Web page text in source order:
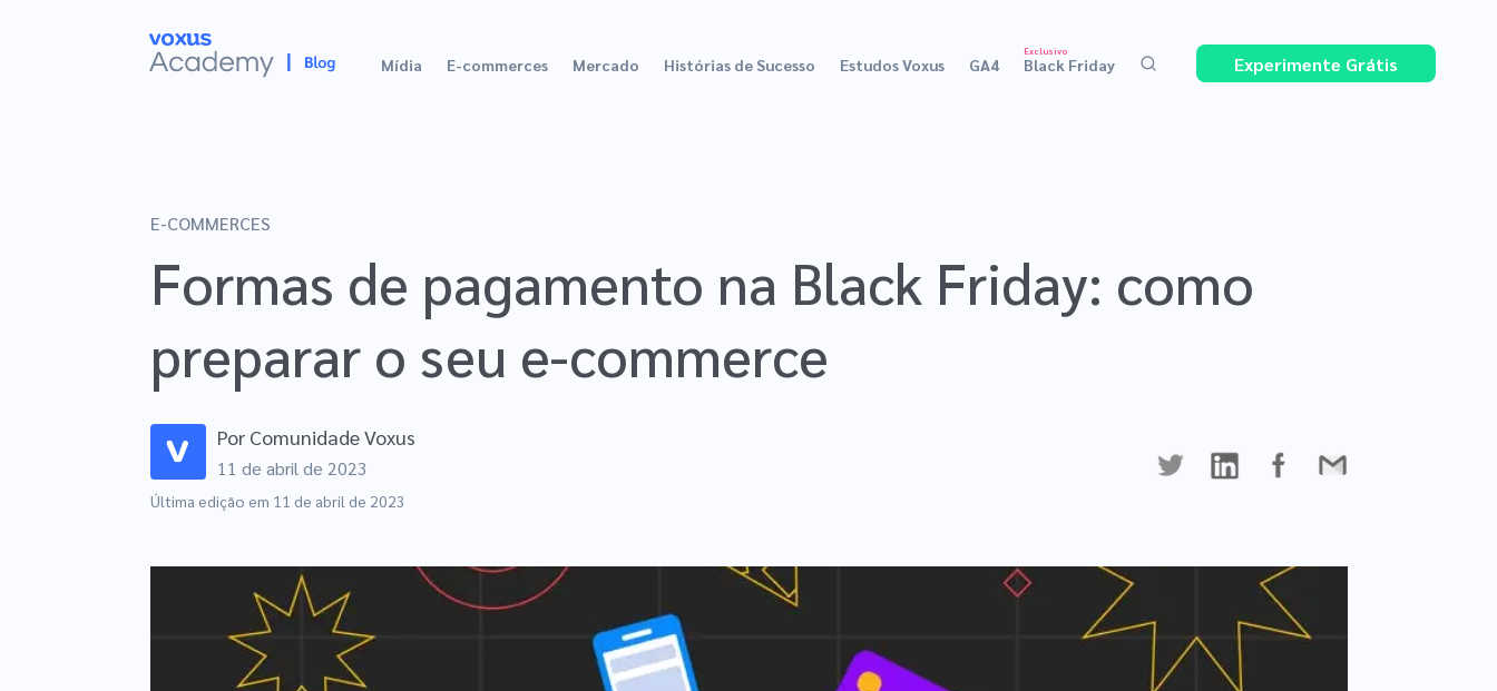
Mídia E-commerces Mercado Histórias de Sucesso Estudos Voxus GA4
Exclusivo
Black Friday Experimente Grátis
E-COMMERCES
Formas de pagamento na Black Friday: como
preparar o seu e-commerce
Por Comunidade Voxus
11 de abril de 2023
Última edição em 11 de abril de 2023